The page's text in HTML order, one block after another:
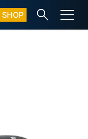
SHOP